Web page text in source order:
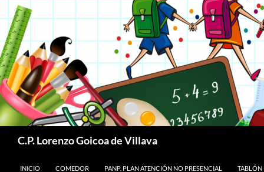
C.P. Lorenzo Goicoa de Villava
INICIO
COMEDOR PANP. PLAN ATENCIÓN NO PRESENCIAL TABLÓN